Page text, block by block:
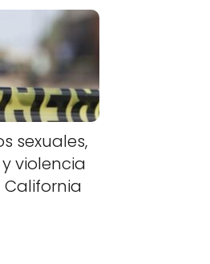
sexuales,
violencia